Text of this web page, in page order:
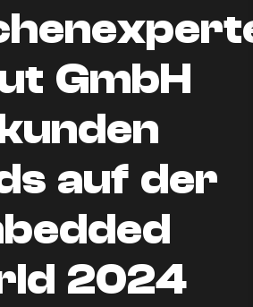
GmbH
auf der
2024